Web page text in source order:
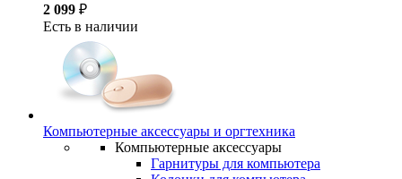
2 099 ₽
Есть в наличии
Компьютерные аксессуары и оргтехника
Компьютерные аксессуары
Гарнитуры для компьютера